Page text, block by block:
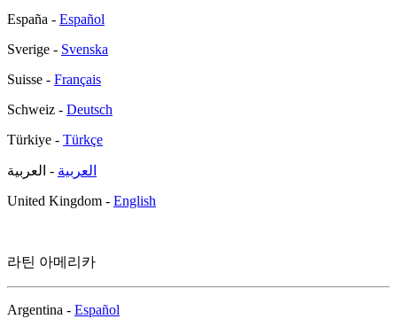
España - Español
Sverige - Svenska
Suisse - Français
Schweiz - Deutsch
Türkiye - Türkçe
العربية - العربية
United Kingdom - English
라틴 아메리카
Argentina - Español